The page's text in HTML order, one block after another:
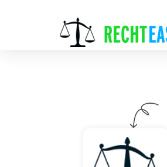
RatgeberNews